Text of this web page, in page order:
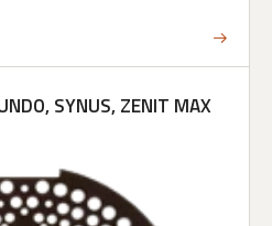
SYNUS, ZENIT MAX